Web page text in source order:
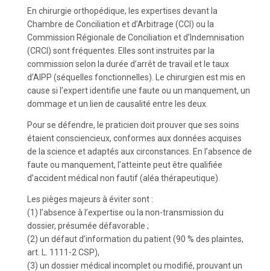
En chirurgie orthopédique, les expertises devant la
Chambre de Conciliation et d’Arbitrage (CCI) ou la
Commission Régionale de Conciliation et d’Indemnisation
(CRCI) sont fréquentes. Elles sont instruites par la
commission selon la durée d’arrêt de travail et le taux
d’AIPP (séquelles fonctionnelles). Le chirurgien est mis en
cause si l’expert identifie une faute ou un manquement, un
dommage et un lien de causalité entre les deux.
Pour se défendre, le praticien doit prouver que ses soins
étaient consciencieux, conformes aux données acquises
de la science et adaptés aux circonstances. En l’absence de
faute ou manquement, l’atteinte peut être qualifiée
d’accident médical non fautif (aléa thérapeutique).
Les pièges majeurs à éviter sont :
(1) l’absence à l’expertise ou la non-transmission du
dossier, présumée défavorable ;
(2) un défaut d’information du patient (90 % des plaintes,
art. L. 1111-2 CSP),
(3) un dossier médical incomplet ou modifié, prouvant un